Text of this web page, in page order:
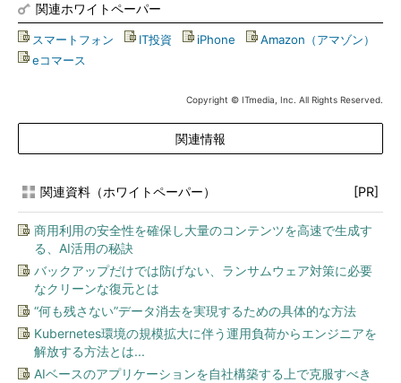
関連ホワイトペーパー
スマートフォン IT投資 iPhone Amazon（アマゾン）
eコマース
Copyright © ITmedia, Inc. All Rights Reserved.
関連情報
関連資料（ホワイトペーパー） [PR]
商用利用の安全性を確保し大量のコンテンツを高速で生成す
る、AI活用の秘訣
バックアップだけでは防げない、ランサムウェア対策に必要
なクリーンな復元とは
“何も残さない”データ消去を実現するための具体的な方法
Kubernetes環境の規模拡大に伴う運用負荷からエンジニアを
解放する方法とは...
AIベースのアプリケーションを自社構築する上で克服すべき